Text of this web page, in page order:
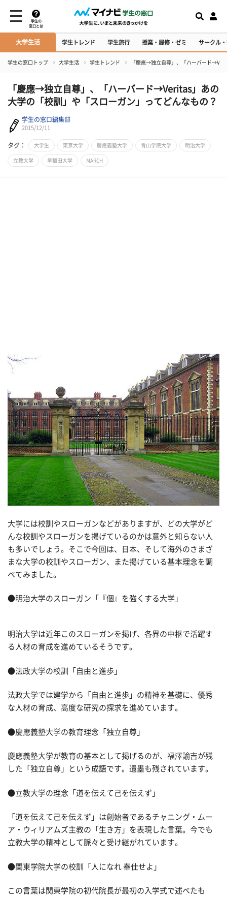
学生の
窓口とは
大学生活 学生トレンド 学生旅行 授業・履修・ゼミ サークル
学生の窓口トップ 大学生活 学生トレンド 「慶應→独立自尊」、「ハーバード
「慶應→独立自尊」、「ハーバード→Veritas」あの
大学の「校訓」や「スローガン」ってどんなもの？
学生の窓口編集部
2015/12/11
タグ： 大学生 東京大学 慶應義塾大学 青山学院大学 明治大学
立教大学 早稲田大学 MARCH
大学には校訓やスローガンなどがありますが、どの大学がど
んな校訓やスローガンを掲げているのかは意外と知らない人
も多いでしょう。そこで今回は、日本、そして海外のさまざ
まな大学の校訓やスローガン、また掲げている基本理念を調
べてみました。
●明治大学のスローガン「『個』を強くする大学」
明治大学は近年このスローガンを掲げ、各界の中枢で活躍す
る人材の育成を進めているそうです。
●法政大学の校訓「自由と進歩」
法政大学では建学から「自由と進歩」の精神を基礎に、優秀
な人材の育成、高度な研究の探求を進めています。
●慶應義塾大学の教育理念「独立自尊」
慶應義塾大学が教育の基本として掲げるのが、福澤諭吉が残
した「独立自尊」という成語です。遺墨も残されています。
●立教大学の理念「道を伝えて己を伝えず」
「道を伝えて己を伝えず」は創始者であるチャニング・ムー
ア・ウィリアムズ主教の「生き方」を表現した言葉。今でも
立教大学の精神として脈々と受け継がれています。
●関東学院大学の校訓「人になれ 奉仕せよ」
この言葉は関東学院の初代院長が最初の入学式で述べたも